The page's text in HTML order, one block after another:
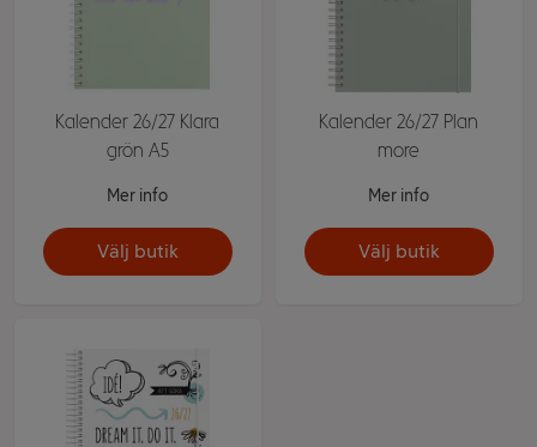
Kalender 26/27 Klara
grön A5
Mer info
Välj butik
Kalender 26/27 Plan
more
Mer info
Välj butik